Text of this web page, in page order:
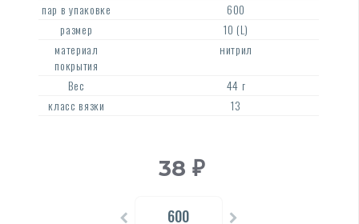
пар в упаковке
600
размер
10 (L)
материал
покрытия
нитрил
Вес
44 г
класс вязки
13
38 ₽